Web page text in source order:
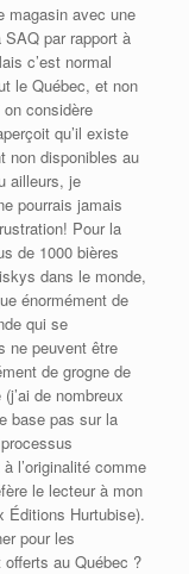
magasin avec une
par rapport à
c’est normal
le Québec, et non
considère
qu’il existe
non disponibles au
ailleurs, je
pourrais jamais
Pour la
de 1000 bières
dans le monde,
énormément de
qui se
ne peuvent être
de grogne de
de nombreux
base pas sur la
l’originalité comme
le lecteur à mon
Éditions Hurtubise).
pour les
au Québec ?